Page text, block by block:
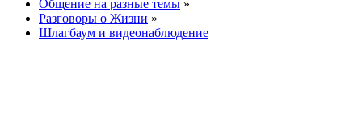
Общение на разные темы »
Разговоры о Жизни »
Шлагбаум и видеонаблюдение